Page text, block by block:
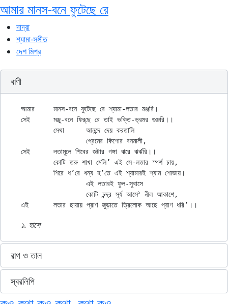
আমার মানস-বনে ফুটেছে রে
দাদ্‌রা
শ্যামা-সঙ্গীত
দেশ মিশ্র
বাণী
আমার	মানস-বনে ফুটেছে রে শ্যামা-লতার মঞ্জরি।
সেই	মঞ্জু-বনে ফির্‌ছে রে তাই ভক্তি-ভ্রমর গুঞ্জরি।।
সেই	লতামূলে শিবের জটার গঙ্গা ঝরে ঝর্ঝরি।।
		কোটি চন্দ্র সূর্য আসে
১
নীল আকাশে,
১. হাসে
রাগ ও তাল
স্বরলিপি